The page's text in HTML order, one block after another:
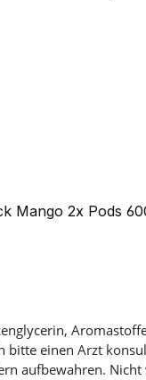
Mango 2x Pods
bitte einen Arzt
aufbewahren.